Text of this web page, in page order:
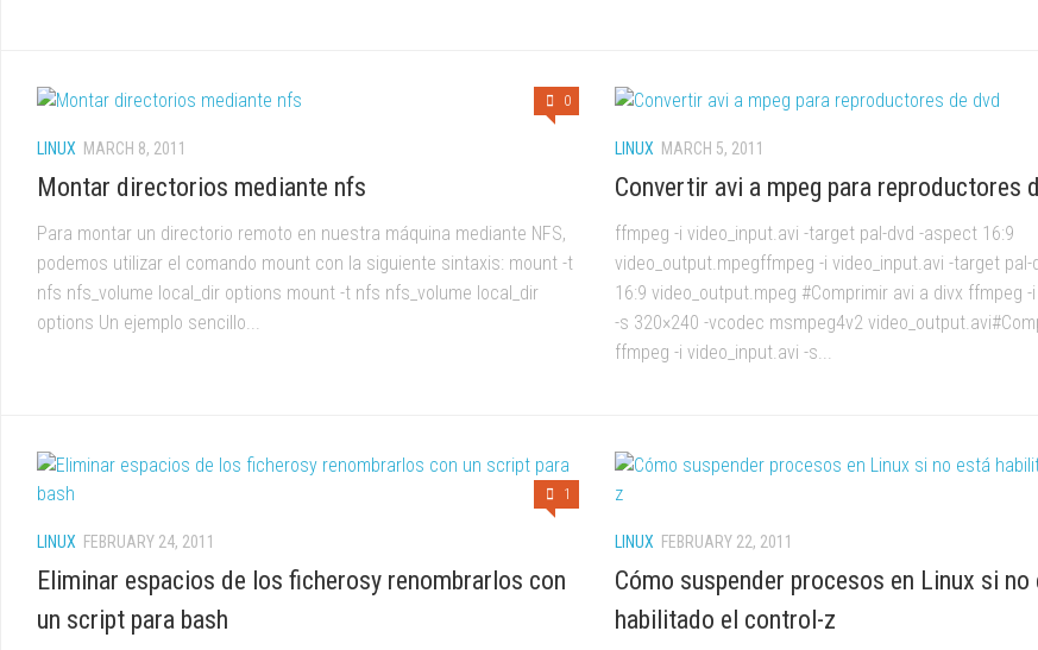
0
LINUX MARCH 8, 2011
Montar directorios mediante nfs
Para montar un directorio remoto en nuestra máquina mediante NFS,
podemos utilizar el comando mount con la siguiente sintaxis: mount -t
nfs nfs_volume local_dir options mount -t nfs nfs_volume local_dir
options Un ejemplo sencillo...
LINUX MARCH 5, 2011
Convertir avi a mpeg para reproductores
ffmpeg -i video_input.avi -target pal-dvd -aspect 16:9
video_output.mpegffmpeg -i video_input.avi -target
16:9 video_output.mpeg #Comprimir avi a divx ffmpeg -
-s 320×240 -vcodec msmpeg4v2
ffmpeg -i video_input.avi -s...
1
LINUX FEBRUARY 24, 2011
Eliminar espacios de los ficherosy renombrarlos con
un script para bash
LINUX FEBRUARY 22, 2011
Cómo suspender procesos en Linux si no
habilitado el control-z